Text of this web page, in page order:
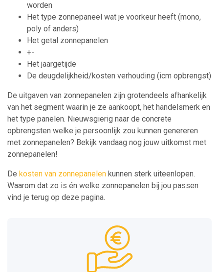
worden
Het type zonnepaneel wat je voorkeur heeft (mono,
poly of anders)
Het getal zonnepanelen
+-
Het jaargetijde
De deugdelijkheid/kosten verhouding (icm opbrengst)
De uitgaven van zonnepanelen zijn grotendeels afhankelijk
van het segment waarin je ze aankoopt, het handelsmerk en
het type panelen. Nieuwsgierig naar de concrete
opbrengsten welke je persoonlijk zou kunnen genereren
met zonnepanelen? Bekijk vandaag nog jouw uitkomst met
zonnepanelen!
De kosten van zonnepanelen kunnen sterk uiteenlopen.
Waarom dat zo is én welke zonnepanelen bij jou passen
vind je terug op deze pagina.